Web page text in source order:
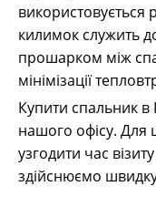
килимок служить
прошарком між
мінімізації
Купити спальник
нашого офісу. Для
узгодити час
здійснюємо швидку